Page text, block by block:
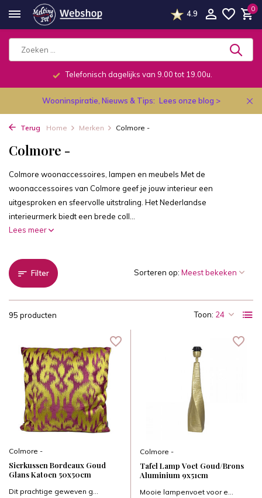
4.9
0
Telefonisch dagelijks van 9.00 tot 19.00u.
Wooninspiratie, Nieuws & Tips: Lees onze blog >
Terug Home Merken Colmore -
Colmore -
Colmore woonaccessoires, lampen en meubels Met de
woonaccessoires van Colmore geef je jouw interieur een
uitgesproken en sfeervolle uitstraling. Het Nederlandse
interieurmerk biedt een brede coll...
Lees meer
Filter
95 producten Toon:
Sorteren op:
Colmore -
Sierkussen Bordeaux Goud
Glans Katoen 50x50cm
Dit prachtige geweven g...
Colmore -
Tafel Lamp Voet Goud/Brons
Aluminium 9x51cm
Mooie lampenvoet voor e...